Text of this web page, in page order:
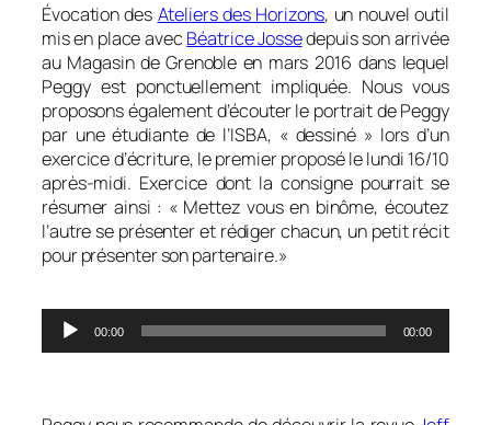
Évocation des Ateliers des Horizons, un nouvel outil
mis en place avec Béatrice Jossedepuis son arrivée
au Magasin de Grenoble en mars 2016 dans lequel
Peggy est ponctuellement impliquée. Nous vous
proposons également d’écouter le portrait de Peggy
par une étudiante de l’ISBA, « dessiné » lors d’un
exercice d’écriture, le premier proposé le lundi 16/10
après-midi. Exercice dont la consigne pourrait se
résumer ainsi : « Mettez vous en binôme, écoutez
l’autre se présenter et rédiger chacun, un petit récit
pour présenter son partenaire.»
Lecteur
audio
00:00 00:00